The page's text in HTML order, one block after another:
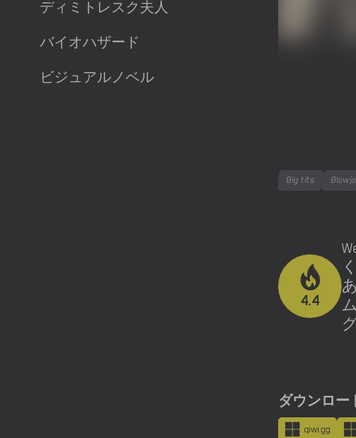
ディミトレスク夫人
バイオハザード
ビジュアルノベル
Big tits
4.4
ダウンロー
qiwi.gg